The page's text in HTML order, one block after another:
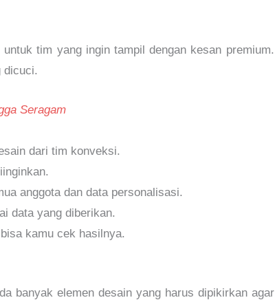
tim yang ingin tampil dengan kesan premium.
dicuci.
Seragam
dari tim konveksi.
anggota dan data personalisasi.
data yang diberikan.
kamu cek hasilnya.
banyak elemen desain yang harus dipikirkan agar